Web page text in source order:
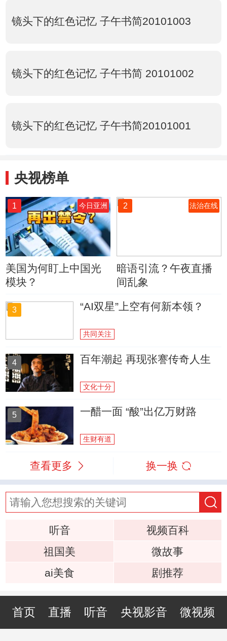
镜头下的红色记忆 子午书简20101003
镜头下的红色记忆 子午书简 20101002
镜头下的红色记忆 子午书简20101001
央视榜单
1 今日亚洲
美国为何盯上中国光
模块？
2 法治在线
暗语引流？午夜直播
间乱象
3 “AI双星”上空有何新本领？
共同关注
4 百年潮起 再现张謇传奇人生
文化十分
5 一醋一面 “酸”出亿万财路
生财有道
查看更多 换一换
听音
视频百科
祖国美
微故事
ai美食
剧推荐
首页 直播 听音 央视影音 微视频